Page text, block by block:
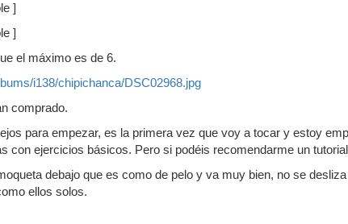
]
]
el máximo es de 6.
i138/chipichanca/DSC02968.jpg
comprado.
para empezar, es la primera vez que voy a tocar y estoy
con ejercicios básicos. Pero si podéis recomendarme un
debajo que es como de pelo y va muy bien, no se
ellos solos.